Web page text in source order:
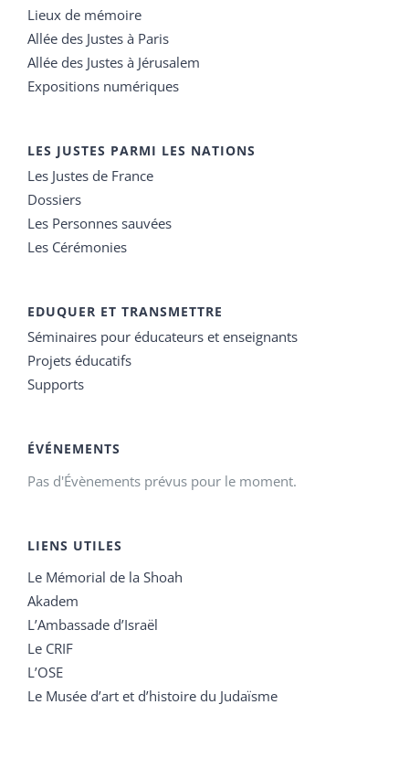
Lieux de mémoire
Allée des Justes à Paris
Allée des Justes à Jérusalem
Expositions numériques
LES JUSTES PARMI LES NATIONS
Les Justes de France
Dossiers
Les Personnes sauvées
Les Cérémonies
EDUQUER ET TRANSMETTRE
Séminaires pour éducateurs et enseignants
Projets éducatifs
Supports
ÉVÉNEMENTS
Pas d'Évènements prévus pour le moment.
LIENS UTILES
Le Mémorial de la Shoah
Akadem
L’Ambassade d’Israël
Le CRIF
L’OSE
Le Musée d’art et d’histoire du Judaïsme